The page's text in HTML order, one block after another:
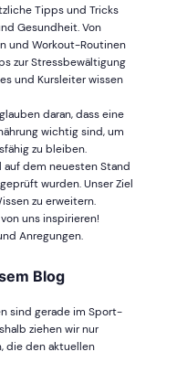
Tipps und Tricks
Gesundheit. Von
und Workout-Routinen
zur Stressbewältigung
und Kursleiter wissen
daran, dass eine
wichtig sind, um
zu bleiben.
auf dem neuesten Stand
wurden. Unser Ziel
zu erweitern.
uns inspirieren!
Anregungen.
Blog
sind gerade im Sport-
ziehen wir nur
die den aktuellen